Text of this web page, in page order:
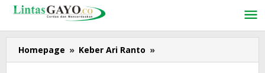
Lewati
konten
Homepage » Keber Ari Ranto »
Aceh